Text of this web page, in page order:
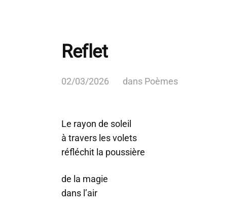
Reflet
02/03/2026 dans Poèmes
Le rayon de soleil
à travers les volets
réfléchit la poussière
de la magie
dans l’air